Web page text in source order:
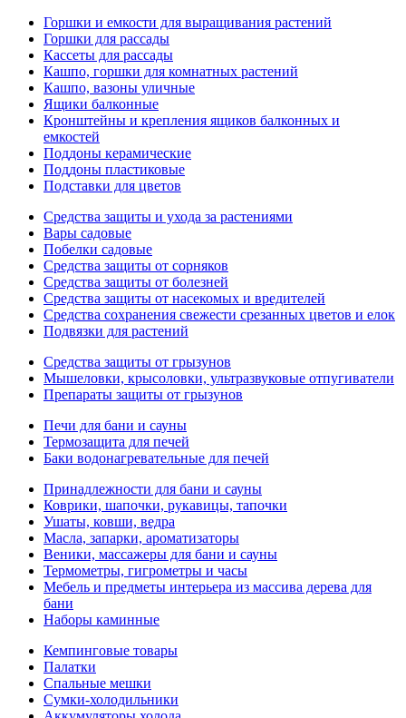
Горшки и емкости для выращивания растений
Горшки для рассады
Кассеты для рассады
Кашпо, горшки для комнатных растений
Кашпо, вазоны уличные
Ящики балконные
Кронштейны и крепления ящиков балконных и
емкостей
Поддоны керамические
Поддоны пластиковые
Подставки для цветов
Средства защиты и ухода за растениями
Вары садовые
Побелки садовые
Средства защиты от сорняков
Средства защиты от болезней
Средства защиты от насекомых и вредителей
Средства сохранения свежести срезанных цветов и елок
Подвязки для растений
Средства защиты от грызунов
Мышеловки, крысоловки, ультразвуковые отпугиватели
Препараты защиты от грызунов
Печи для бани и сауны
Термозащита для печей
Баки водонагревательные для печей
Принадлежности для бани и сауны
Коврики, шапочки, рукавицы, тапочки
Ушаты, ковши, ведра
Масла, запарки, ароматизаторы
Веники, массажеры для бани и сауны
Термометры, гигрометры и часы
Мебель и предметы интерьера из массива дерева для
бани
Наборы каминные
Кемпинговые товары
Палатки
Спальные мешки
Сумки-холодильники